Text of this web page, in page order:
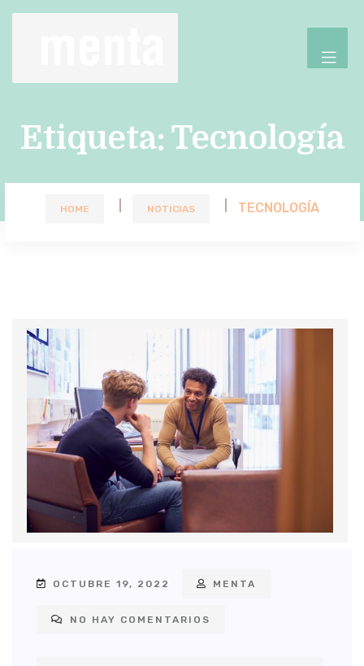
Etiqueta: Tecnología
HOME NOTICIAS TECNOLOGÍA
OCTUBRE 19, 2022 MENTA
NO HAY COMENTARIOS